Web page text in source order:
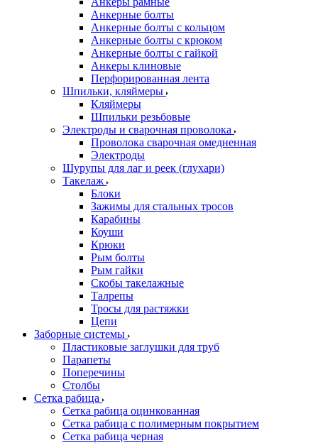
Анкерные болты
Анкерные болты с кольцом
Анкерные болты с крюком
Анкерные болты с гайкой
Анкеры клиновые
Перфорированная лента
Шпильки, кляймеры
Кляймеры
Шпильки резьбовые
Электроды и сварочная проволока
Проволока сварочная омедненная
Электроды
Шурупы для лаг и реек (глухари)
Такелаж
Блоки
Зажимы для стальных тросов
Карабины
Коуши
Крюки
Рым болты
Рым гайки
Скобы такелажные
Талрепы
Тросы для растяжки
Цепи
Заборные системы
Пластиковые заглушки для труб
Парапеты
Поперечины
Столбы
Сетка рабица
Сетка рабица оцинкованная
Сетка рабица с полимерным покрытием
Сетка рабица черная